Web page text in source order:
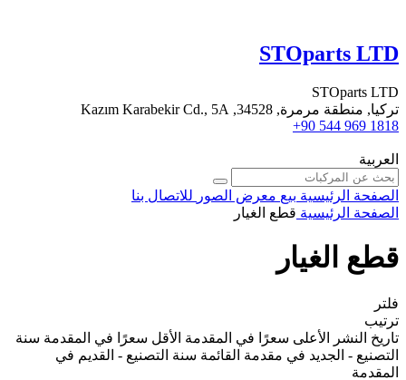
STOparts LTD
STOparts LTD
تركيا, منطقة مرمرة, 34528, Kazım Karabekir Cd., 5A
+90 544 969 1818
العربية
الصفحة الرئيسية بيع معرض الصور للاتصال بنا
الصفحة الرئيسية قطع الغيار
قطع الغيار
فلتر
ترتيب
تاريخ النشر
الأعلى سعرًا في المقدمة الأقل سعرًا في المقدمة سنة
التصنيع - الجديد في مقدمة القائمة سنة التصنيع - القديم في
المقدمة